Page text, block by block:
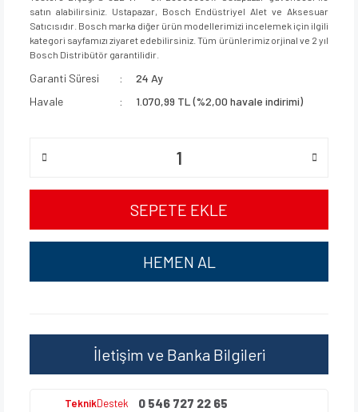
satın alabilirsiniz. Ustapazar, Bosch Endüstriyel Alet ve Aksesuar
Satıcısıdır. Bosch marka diğer ürün modellerimizi incelemek için ilgili
kategori sayfamızı ziyaret edebilirsiniz. Tüm ürünlerimiz orjinal ve 2 yıl
Bosch Distribütör garantilidir.
Garanti Süresi
24 Ay
Havale
1.070,99 TL (%2,00 havale indirimi)
SEPETE EKLE
HEMEN AL
İletişim ve Banka Bilgileri
TeknikDestek 0 546 727 22 65